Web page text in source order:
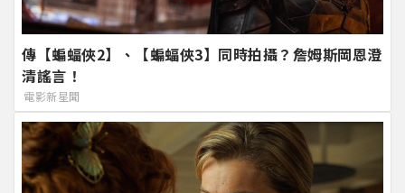
傳【蝙蝠俠2】、【蝙蝠俠3】同時拍攝？詹姆斯岡恩澄
清謠言！
電影新星聞